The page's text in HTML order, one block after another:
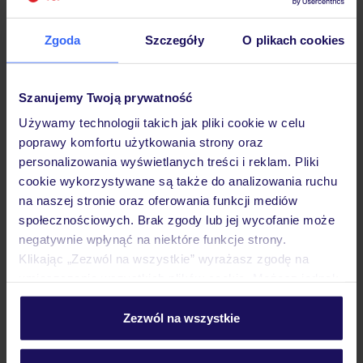
Zgoda Szczegóły O plikach cookies
Szanujemy Twoją prywatność
Używamy technologii takich jak pliki cookie w celu
poprawy komfortu użytkowania strony oraz
personalizowania wyświetlanych treści i reklam. Pliki
cookie wykorzystywane są także do analizowania ruchu
na naszej stronie oraz oferowania funkcji mediów
społecznościowych. Brak zgody lub jej wycofanie może
negatywnie wpłynąć na niektóre funkcje strony.
Klikając „Zezwól na wszystkie” wyrażasz zgodę na
personalizować swój wybór wchodząc w zakładkę
Szczegółowe informacje o plikach cookie znajdziesz
Zezwól na wszystkie
Pokoje
Wyżywienie
Atrakcje
Ważne informacje